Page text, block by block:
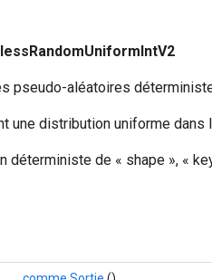
pseudo-aléatoires
une distribution uniforme dans
de « shape », «